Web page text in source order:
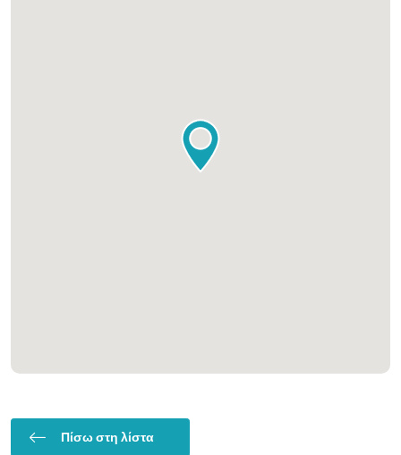
Πίσω στη λίστα